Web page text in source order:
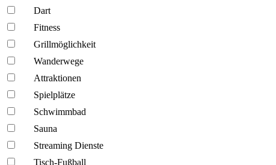
Dart
Fitness
Grillmöglich­keit
Wanderwege
Attraktionen
Spielplätze
Schwimmbad
Sauna
Streaming Dienste
Tisch-Fußball